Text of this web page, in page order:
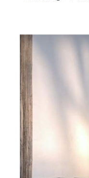
Canalisation
Contrôle
Elemento-
thermostat